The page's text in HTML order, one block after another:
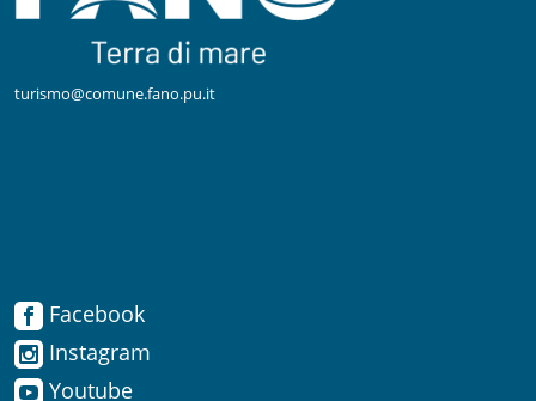
Instagram
turismo@comune.fano.pu.it
Facebook
Instagram
Youtube